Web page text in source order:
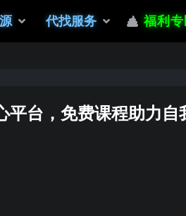
代找服务 福利
平台，免费课程助力自